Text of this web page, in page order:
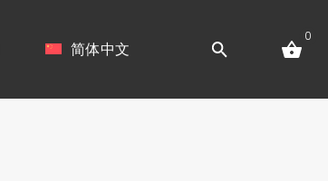
简体中文
0